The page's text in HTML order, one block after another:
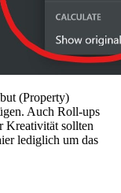
(Property)
Auch Roll-ups
Kreativität sollten
lediglich um das